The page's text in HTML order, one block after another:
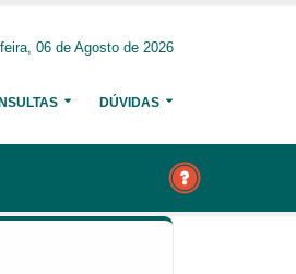
06 de Agosto de 2026
DÚVIDAS